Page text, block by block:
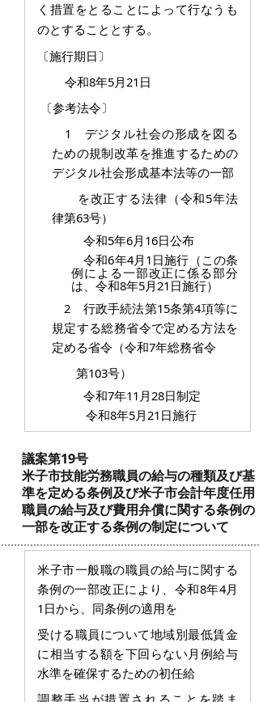
く措置をとる ことによって行なうも
のとすることとする。
〔施行期日〕
令和8年5月21日
〔参考法令〕
1 デジタル社会の形成を図る
ための規制改革を推進するための
デジタル社会形成基本法等の一部
を改正する法律（令和5年法
律第63号）
令和5年6月16日公布
令和6年4月1日施行（この条
例による一部改正に係る部分
は、令和8年5月21日施行）
2 行政手続法第15条第4項等に
規定する総務省令で定める方法を
定める省令（令和7年総務省令
第103号）
令和7年11月28日制定
令和8年5月21日施行
議案第19号
米子市技能労務職員の給与の種類及び基
準を定める条例及び米子市会計年度任用
職員の給与及び費用弁償に関する条例の
一部を改正する条例の制定について
米子市一般職の職員の給与に関する
条例の一部改正により、令和8年4月
1日から、同条例の適用を
受ける職員について地域別最低賃金
に相当する額を下回らない月例給与
水準を確保するための初任給
調整手当が措置されることを踏ま